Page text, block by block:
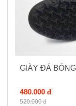
GIÀY ĐÁ
480.000 đ
520.000 đ